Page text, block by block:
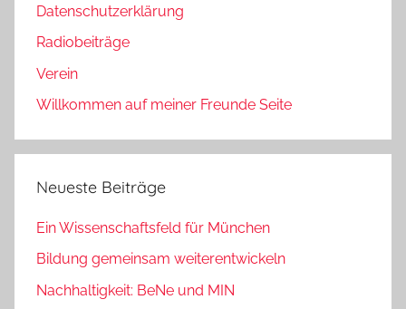
Datenschutzerklärung
Radiobeiträge
Verein
Willkommen auf meiner Freunde Seite
Neueste Beiträge
Ein Wissenschaftsfeld für München
Bildung gemeinsam weiterentwickeln
Nachhaltigkeit: BeNe und MIN